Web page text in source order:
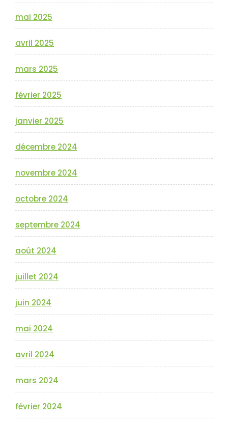
mai 2025
avril 2025
mars 2025
février 2025
janvier 2025
décembre 2024
novembre 2024
octobre 2024
septembre 2024
août 2024
juillet 2024
juin 2024
mai 2024
avril 2024
mars 2024
février 2024